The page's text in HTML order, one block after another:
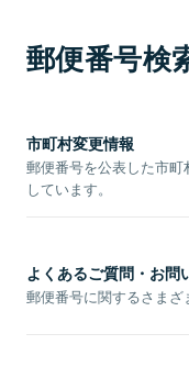
郵便番号検
市町村変更情報
郵便番号を公表した市
しています。
よくあるご質問・お問
郵便番号に関するさまざ